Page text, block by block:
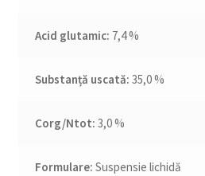
Acid glutamic: 7,4 %
Substanță uscată: 35,0 %
Corg/Ntot: 3,0 %
Formulare: Suspensie lichidă